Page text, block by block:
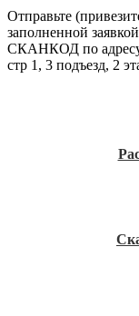
Отправьте
заполненной
СКАНКОД по
стр 1, 3 подъезд, 2